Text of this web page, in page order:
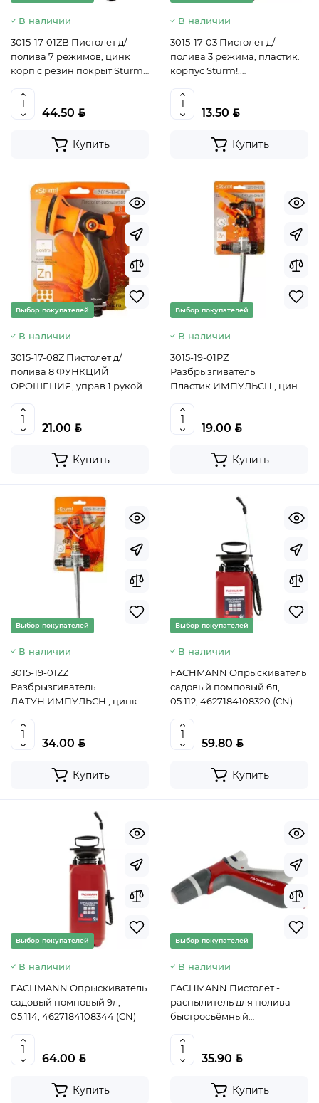
В наличии
3015-17-01ZB Пистолет д/
полива 7 режимов, цинк
корп с резин покрыт Sturm!,
44.50 BYN
Купить
В наличии
3015-17-03 Пистолет д/
полива 3 режима, пластик.
корпус Sturm!,
13.50 BYN
Купить
Выбор покупателей
В наличии
3015-17-08Z Пистолет д/
полива 8 ФУНКЦИЙ
ОРОШЕНИЯ, управ 1 рукой
21.00 BYN
Купить
Выбор покупателей
В наличии
3015-19-01PZ
Разбрызгиватель
Пластик.ИМПУЛЬСН., цинк
4603010119876
19.00 BYN
Купить
Выбор покупателей
В наличии
3015-19-01ZZ
Разбрызгиватель
ЛАТУН.ИМПУЛЬСН., цинк
4603010119838
34.00 BYN
Купить
Выбор покупателей
В наличии
FACHMANN Опрыскиватель
садовый помповый 6л,
05.112, 4627184108320 (CN)
59.80 BYN
Купить
Выбор покупателей
В наличии
FACHMANN Опрыскиватель
садовый помповый 9л,
05.114, 4627184108344 (CN)
64.00 BYN
Купить
Выбор покупателей
В наличии
FACHMANN Пистолет -
распылитель для полива
быстросъёмный
Experte, 05.155, 4657815810117
(CN)
35.90 BYN
Купить